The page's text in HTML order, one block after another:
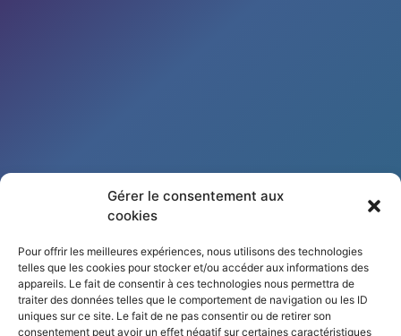
Gérer le consentement aux
cookies
Pour offrir les meilleures expériences, nous utilisons des technologies
telles que les cookies pour stocker et/ou accéder aux informations des
appareils. Le fait de consentir à ces technologies nous permettra de
traiter des données telles que le comportement de navigation ou les ID
uniques sur ce site. Le fait de ne pas consentir ou de retirer son
consentement peut avoir un effet négatif sur certaines caractéristiques
67000 Strasbourg
Tél : 03 88 59 00 68
Port : 06 48 78 31 94